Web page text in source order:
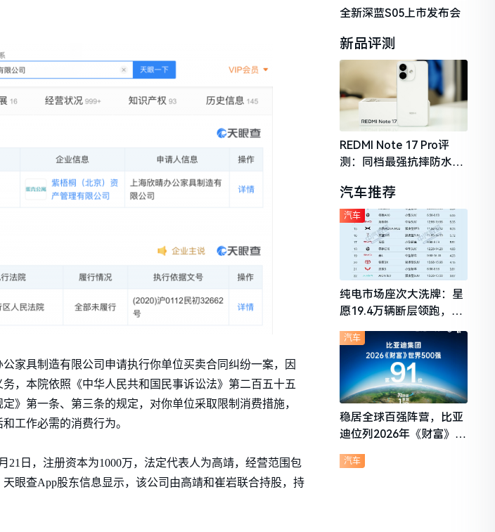
家具制造有限公司申请执行你单位买卖合同纠纷一案，因
，本院依照《中华人民共和国民事诉讼法》第二百五十五
》第一条、第三条的规定，对你单位采取限制消费措施，
工作必需的消费行为。
日，注册资本为1000万，法定代表人为高靖，经营范围包
眼查App股东信息显示，该公司由高靖和崔岩联合持股，持
全新深蓝S05上市发布会
新品评测
REDMI Note 17 Pro评
测：同档最强抗摔防水，
守门员
汽车推荐
纯电市场座次大洗牌：星
愿19.4万辆断层领跑，理
想i6成最强黑马
汽车
稳居全球百强阵营，比亚
迪位列2026年《财富》世
汽车
汽车